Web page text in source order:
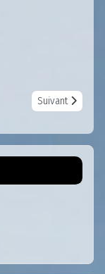
Article suivant :
Suivant